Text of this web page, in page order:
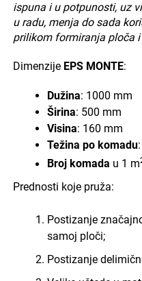
ispuna i u potpunosti, uz
u radu, menja do sada
prilikom formiranja ploča
Dimenzije EPS MONTE:
Dužina: 1000 mm
Širina: 500 mm
Visina: 160 mm
Težina po komadu
Broj komada u 1 m
Prednosti koje pruža:
Postizanje
samoj ploči;
Postizanje